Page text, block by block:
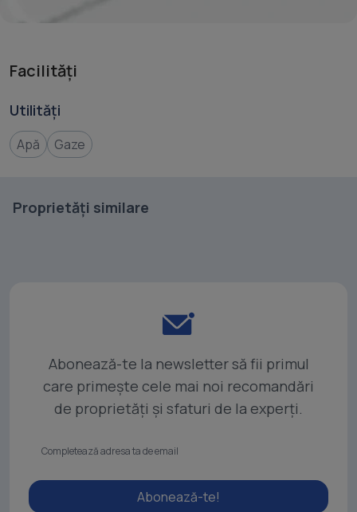
Facilități
Utilități
Apă Gaze
Proprietăți similare
Abonează-te la newsletter să fii primul
care primește cele mai noi recomandări
de proprietăți și sfaturi de la experți.
Abonează-te!